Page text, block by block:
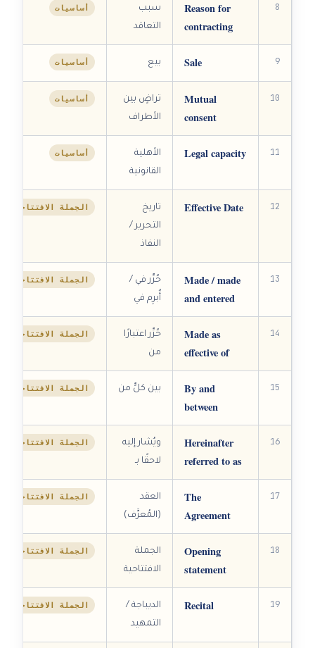
8
Reason for
contracting
سبب
التعاقد
أساسيات
9
Sale بيع أساسيات
10
Mutual
consent
تراضٍ بين
الأطراف
أساسيات
11
Legal capacity
الأهلية
القانونية
أساسيات
12
Effective Date
تاريخ
التحرير /
النفاذ
الجملة الافتتاحية
13
Made / made
and entered
حُرِّر في /
أُبرِم في
الجملة الافتتاحية
14
Made as
effective of
حُرِّر اعتبارًا
من
الجملة الافتتاحية
15
By and
between
بين كلٍّ من الجملة الافتتاحية
16
Hereinafter
referred to as
ويُشار إليه
لاحقًا بـ
الجملة الافتتاحية
17
The
Agreement
العقد
(المُعرَّف)
الجملة الافتتاحية
18
Opening
statement
الجملة
الافتتاحية
الجملة الافتتاحية
19
Recital
الديباجة /
التمهيد
الجملة الافتتاحية